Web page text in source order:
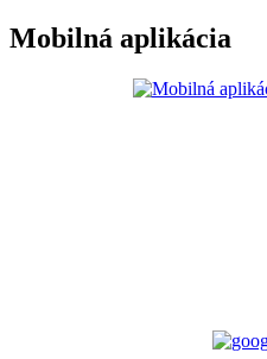
Mobilná aplikácia